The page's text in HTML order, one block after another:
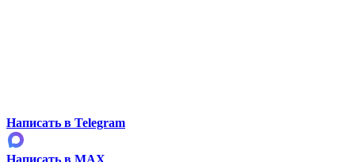
Написать в Telegram
Написать в MAX